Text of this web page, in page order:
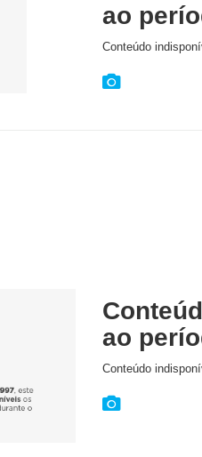
ao
Conteúdo
ao
Conteúdo